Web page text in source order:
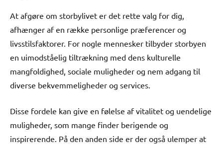
At afgøre om storbylivet er det rette valg for dig,
afhænger af en række personlige præferencer og
livsstilsfaktorer. For nogle mennesker tilbyder storbyen
en uimodståelig tiltrækning med dens kulturelle
mangfoldighed, sociale muligheder og nem adgang til
diverse bekvemmeligheder og services.
Disse fordele kan give en følelse af vitalitet og uendelige
muligheder, som mange finder berigende og
inspirerende. På den anden side er der også ulemper at